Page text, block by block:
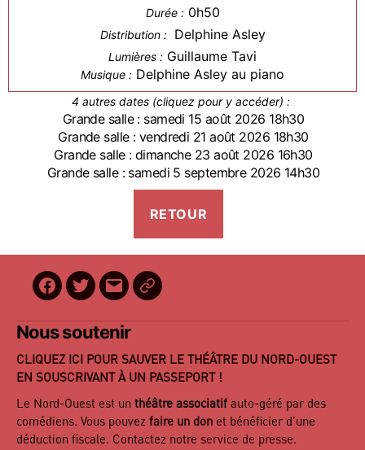
Durée : 0h50
Distribution : Delphine Asley
Lumières : Guillaume Tavi
Musique : Delphine Asley au piano
4 autres dates (cliquez pour y accéder) :
Grande salle : samedi 15 août 2026 18h30
Grande salle : vendredi 21 août 2026 18h30
Grande salle : dimanche 23 août 2026 16h30
Grande salle : samedi 5 septembre 2026 14h30
Facebook
Twitter
E-
mail
BilletReduc
Nous soutenir
CLIQUEZ ICI POUR SAUVER LE THÉÂTRE DU NORD-OUEST
EN SOUSCRIVANT À UN PASSEPORT !
Le Nord-Ouest est un théâtre associatif auto-géré par des
comédiens. Vous pouvez faire un don et bénéficier d’une
déduction fiscale. Contactez notre service de presse.